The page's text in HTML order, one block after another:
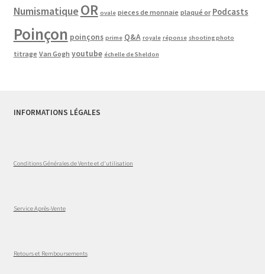
Numismatique OR ovale pieces de monnaie plaqué or Podcasts
Poinçon poinçons prime Q&A royale réponse shooting photo
titrage Van Gogh youtube échelle de Sheldon
INFORMATIONS LÉGALES
Conditions Générales de Vente et d'utilisation
Service Après-Vente
Retours et Remboursements